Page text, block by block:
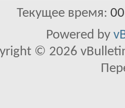
Текущее время:
Powered by
© 2026